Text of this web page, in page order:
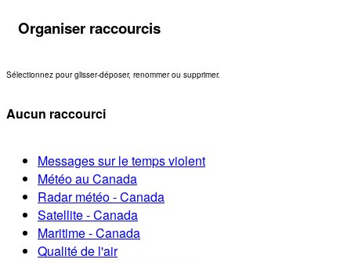
Organiser raccourcis
Sélectionnez pour glisser-déposer, renommer ou supprimer.
Aucun raccourci
Messages sur le temps violent
Météo au Canada
Radar météo - Canada
Satellite - Canada
Maritime - Canada
Qualité de l'air